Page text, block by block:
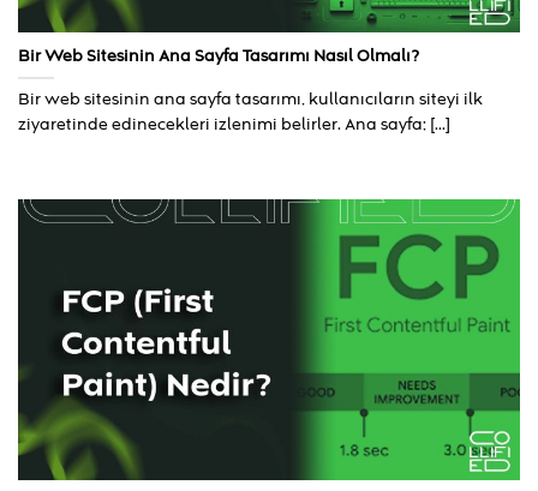
Bir Web Sitesinin Ana Sayfa Tasarımı Nasıl Olmalı?
Bir web sitesinin ana sayfa tasarımı, kullanıcıların siteyi ilk
ziyaretinde edinecekleri izlenimi belirler. Ana sayfa; [...]